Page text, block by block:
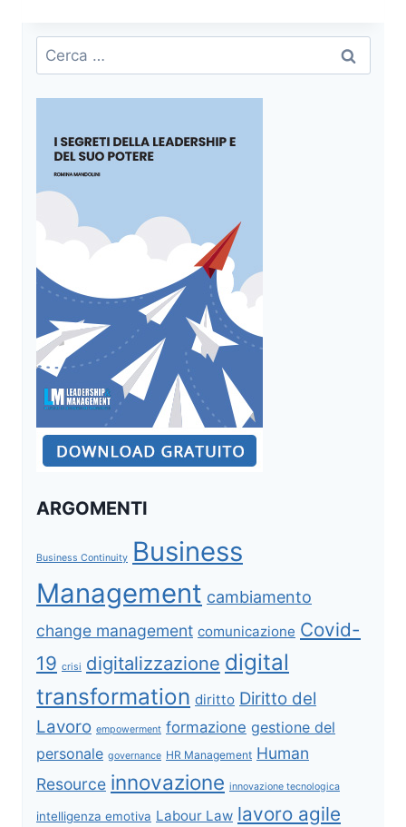
MOTIVAZIONE
Ricerca
per:
ARGOMENTI
Business Continuity Business
Management cambiamento
change management comunicazione Covid-
19 crisi digitalizzazione digital
transformation diritto Diritto del
Lavoro empowerment formazione gestione del
personale governance HR Management Human
Resource innovazione innovazione tecnologica
intelligenza emotiva Labour Law lavoro agile